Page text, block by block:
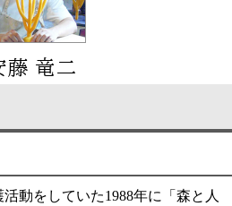
藤 竜二
動をしていた1988年に「森と人